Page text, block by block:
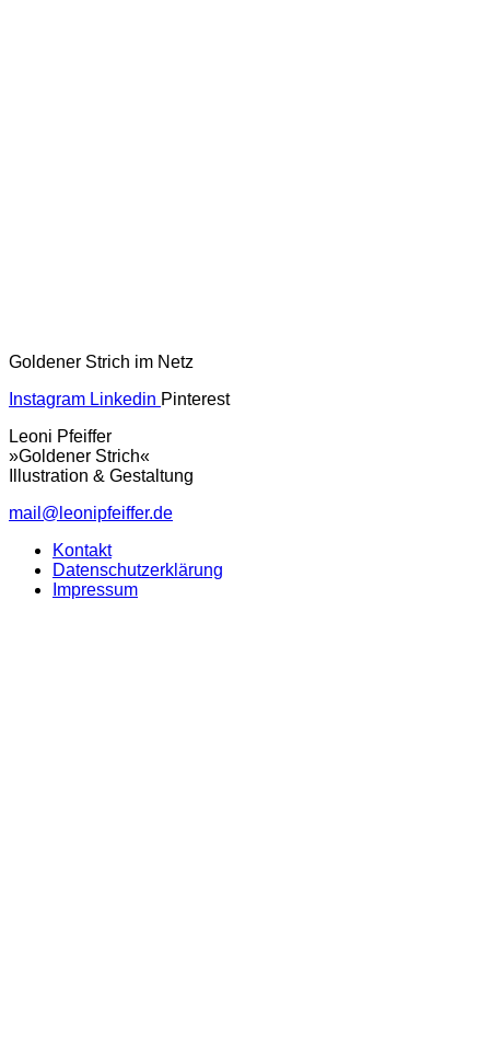
Goldener Strich im Netz
Instagram Linkedin Pinterest
Leoni Pfeiffer
»Goldener Strich«
Illustration & Gestaltung
mail@leonipfeiffer.de
Kontakt
Datenschutzerklärung
Impressum